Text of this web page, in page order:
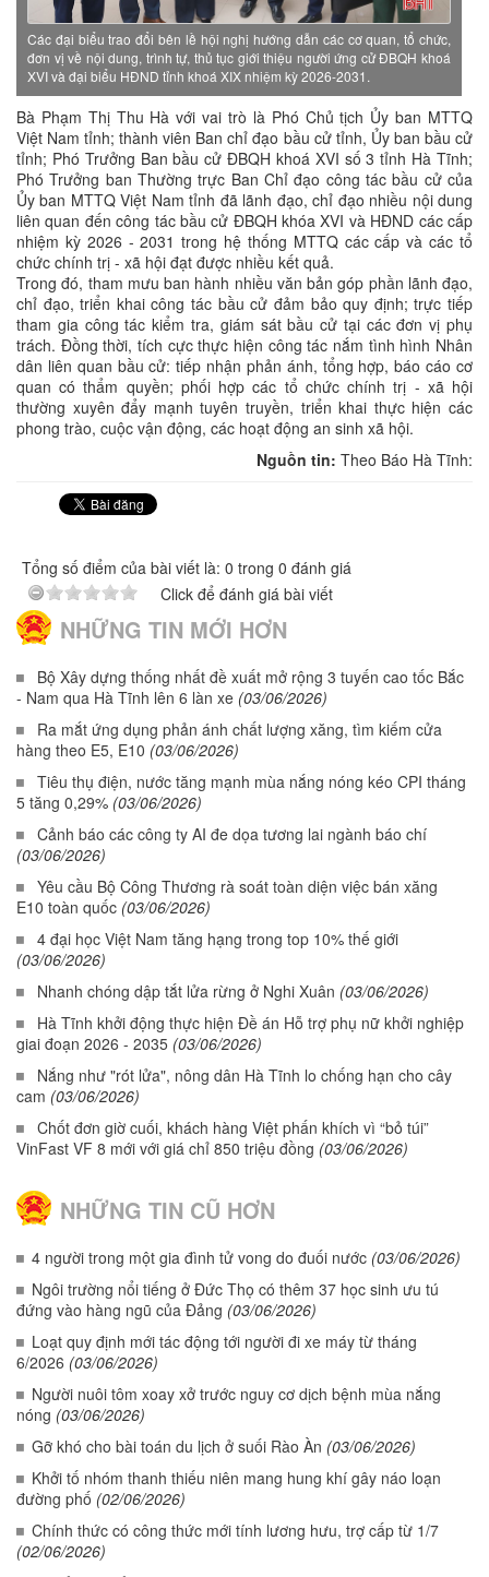
Các đại biểu trao đổi bên lề hội nghị hướng dẫn các cơ quan, tổ chức,
đơn vị về nội dung, trình tự, thủ tục giới thiệu người ứng cử ĐBQH khoá
XVI và đại biểu HĐND tỉnh khoá XIX nhiệm kỳ 2026-2031.
Bà Phạm Thị Thu Hà với vai trò là Phó Chủ tịch Ủy ban MTTQ
Việt Nam tỉnh; thành viên Ban chỉ đạo bầu cử tỉnh, Ủy ban bầu cử
tỉnh; Phó Trưởng Ban bầu cử ĐBQH khoá XVI số 3 tỉnh Hà Tĩnh;
Phó Trưởng ban Thường trực Ban Chỉ đạo công tác bầu cử của
Ủy ban MTTQ Việt Nam tỉnh đã lãnh đạo, chỉ đạo nhiều nội dung
liên quan đến công tác bầu cử ĐBQH khóa XVI và HĐND các cấp
nhiệm kỳ 2026 - 2031 trong hệ thống MTTQ các cấp và các tổ
chức chính trị - xã hội đạt được nhiều kết quả.
Trong đó, tham mưu ban hành nhiều văn bản góp phần lãnh đạo,
chỉ đạo, triển khai công tác bầu cử đảm bảo quy định; trực tiếp
tham gia công tác kiểm tra, giám sát bầu cử tại các đơn vị phụ
trách. Đồng thời, tích cực thực hiện công tác nắm tình hình Nhân
dân liên quan bầu cử: tiếp nhận phản ánh, tổng hợp, báo cáo cơ
quan có thẩm quyền; phối hợp các tổ chức chính trị - xã hội
thường xuyên đẩy mạnh tuyên truyền, triển khai thực hiện các
phong trào, cuộc vận động, các hoạt động an sinh xã hội.
Nguồn tin: Theo Báo Hà Tĩnh:
Tổng số điểm của bài viết là: 0 trong 0 đánh giá
Click để đánh giá bài viết
NHỮNG TIN MỚI HƠN
Bộ Xây dựng thống nhất đề xuất mở rộng 3 tuyến cao tốc Bắc
- Nam qua Hà Tĩnh lên 6 làn xe (03/06/2026)
Ra mắt ứng dụng phản ánh chất lượng xăng, tìm kiếm cửa
hàng theo E5, E10 (03/06/2026)
Tiêu thụ điện, nước tăng mạnh mùa nắng nóng kéo CPI tháng
5 tăng 0,29% (03/06/2026)
Cảnh báo các công ty AI đe dọa tương lai ngành báo chí
(03/06/2026)
Yêu cầu Bộ Công Thương rà soát toàn diện việc bán xăng
E10 toàn quốc (03/06/2026)
4 đại học Việt Nam tăng hạng trong top 10% thế giới
(03/06/2026)
Nhanh chóng dập tắt lửa rừng ở Nghi Xuân (03/06/2026)
Hà Tĩnh khởi động thực hiện Đề án Hỗ trợ phụ nữ khởi nghiệp
giai đoạn 2026 - 2035 (03/06/2026)
Nắng như "rót lửa", nông dân Hà Tĩnh lo chống hạn cho cây
cam (03/06/2026)
Chốt đơn giờ cuối, khách hàng Việt phấn khích vì “bỏ túi”
VinFast VF 8 mới với giá chỉ 850 triệu đồng (03/06/2026)
NHỮNG TIN CŨ HƠN
4 người trong một gia đình tử vong do đuối nước (03/06/2026)
Ngôi trường nổi tiếng ở Đức Thọ có thêm 37 học sinh ưu tú
đứng vào hàng ngũ của Đảng (03/06/2026)
Loạt quy định mới tác động tới người đi xe máy từ tháng
6/2026 (03/06/2026)
Người nuôi tôm xoay xở trước nguy cơ dịch bệnh mùa nắng
nóng (03/06/2026)
Gỡ khó cho bài toán du lịch ở suối Rào Àn (03/06/2026)
Khởi tố nhóm thanh thiếu niên mang hung khí gây náo loạn
đường phố (02/06/2026)
Chính thức có công thức mới tính lương hưu, trợ cấp từ 1/7
(02/06/2026)